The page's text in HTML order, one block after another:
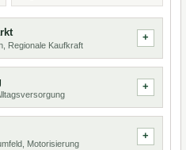
Regionale Kaufkraft
Motorisierung